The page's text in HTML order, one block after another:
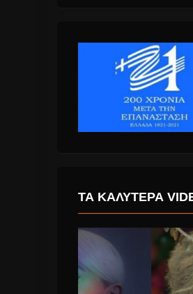
ΤΑ ΚΑΛΎΤΕΡΑ